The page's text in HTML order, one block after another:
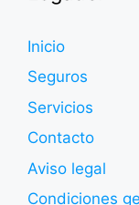
Inicio
Seguros
Servicios
Contacto
Aviso legal
Condiciones